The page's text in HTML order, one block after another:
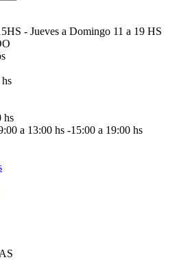
- Jueves a Domingo 11 a 19 HS
hs
a 13:00 hs -15:00 a 19:00 hs